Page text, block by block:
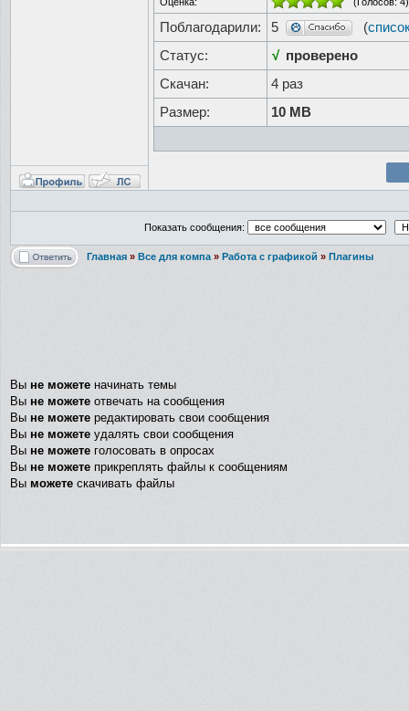
Поблагодарили: 5 (
Статус:
√ проверено
Скачан:
4 раз
Размер:
10 MB
Показать сообщения:
Главная » Все для компа » Работа с графикой » Плагины
Вы не можете начинать темы
Вы не можете отвечать на сообщения
Вы не можете редактировать свои сообщения
Вы не можете удалять свои сообщения
Вы не можете голосовать в опросах
Вы не можете прикреплять файлы к сообщениям
Вы можете скачивать файлы